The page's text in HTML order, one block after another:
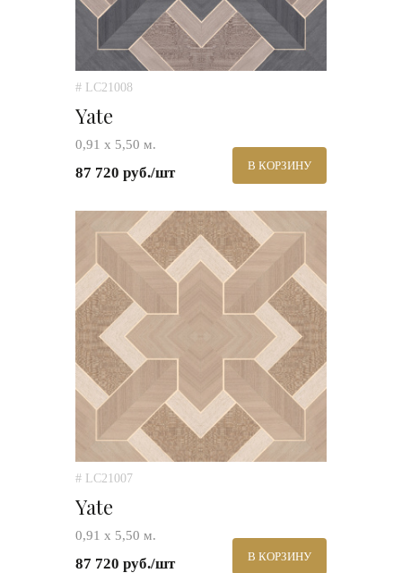
# LC21008
Yate
0,91 х 5,50 м.
87 720 руб./шт В КОРЗИНУ
# LC21007
Yate
0,91 х 5,50 м.
87 720 руб./шт В КОРЗИНУ